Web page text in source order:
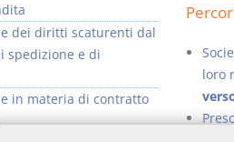
loro
dei diritti scaturenti dal
spedizione e di
in materia di contratto